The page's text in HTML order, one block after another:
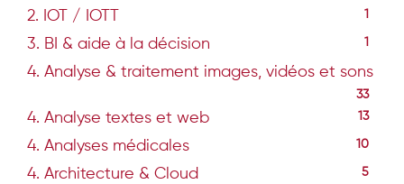
2. IOT / IOTT 1
3. BI & aide à la décision 1
4. Analyse & traitement images, vidéos et sons
33
4. Analyse textes et web 13
4. Analyses médicales 10
4. Architecture & Cloud 5